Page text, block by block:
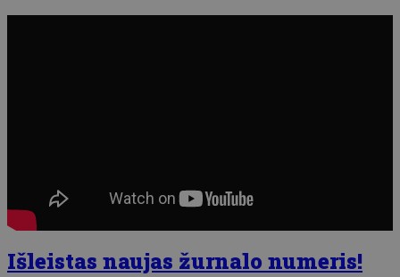
Išleistas naujas žurnalo numeris!